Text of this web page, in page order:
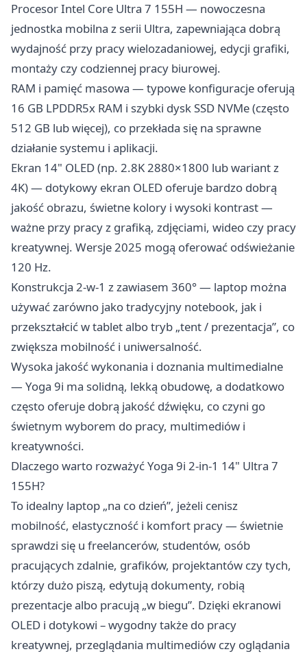
Procesor Intel Core Ultra 7 155H — nowoczesna
jednostka mobilna z serii Ultra, zapewniająca dobrą
wydajność przy pracy wielozadaniowej, edycji grafiki,
montaży czy codziennej pracy biurowej.
RAM i pamięć masowa — typowe konfiguracje oferują
16 GB LPDDR5x RAM i szybki dysk SSD NVMe (często
512 GB lub więcej), co przekłada się na sprawne
działanie systemu i aplikacji.
Ekran 14" OLED (np. 2.8K 2880×1800 lub wariant z
4K) — dotykowy ekran OLED oferuje bardzo dobrą
jakość obrazu, świetne kolory i wysoki kontrast —
ważne przy pracy z grafiką, zdjęciami, wideo czy pracy
kreatywnej. Wersje 2025 mogą oferować odświeżanie
120 Hz.
Konstrukcja 2-w-1 z zawiasem 360° — laptop można
używać zarówno jako tradycyjny notebook, jak i
przekształcić w tablet albo tryb „tent / prezentacja”, co
zwiększa mobilność i uniwersalność.
Wysoka jakość wykonania i doznania multimedialne
— Yoga 9i ma solidną, lekką obudowę, a dodatkowo
często oferuje dobrą jakość dźwięku, co czyni go
świetnym wyborem do pracy, multimediów i
kreatywności.
Dlaczego warto rozważyć Yoga 9i 2-in-1 14" Ultra 7
155H?
To idealny laptop „na co dzień”, jeżeli cenisz
mobilność, elastyczność i komfort pracy — świetnie
sprawdzi się u freelancerów, studentów, osób
pracujących zdalnie, grafików, projektantów czy tych,
którzy dużo piszą, edytują dokumenty, robią
prezentacje albo pracują „w biegu”. Dzięki ekranowi
OLED i dotykowi – wygodny także do pracy
kreatywnej, przeglądania multimediów czy oglądania